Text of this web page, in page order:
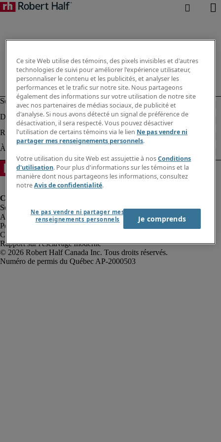
Alerte à la fraude
Politique de confidentialité
Conditions d’utilisation
Rapport sur l'esclavage moderne
Robert Half Canada Inc. Tous droits réservés.
Ce site Web utilise des témoins, des pixels invisibles et d'autres
technologies de suivi pour améliorer l'expérience utilisateur,
personnaliser le contenu et les publicités, et analyser les
performances et le trafic sur notre site. Nous partageons
également des informations sur votre utilisation de notre site
avec nos partenaires de médias sociaux, de publicité et
d'analyse. Si nous avons détecté un signal de préférence de
désactivation, il sera respecté. Vous pouvez désactiver
l'utilisation de certains témoins via le lien Ne pas vendre ni
partager mes renseignements personnels.
Votre utilisation du site Web est assujettie à nosConditions
d'utilisation. Pour plus d'informations sur les témoins et la
manière dont nous partageons les informations, consultez
notreAvis de confidentialité.
Ne pas vendre ni partager mes
renseignements personnels
Je comprends